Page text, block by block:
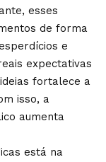
esses
de forma
e
expectativas
fortalece a
isso, a
aumenta
está na